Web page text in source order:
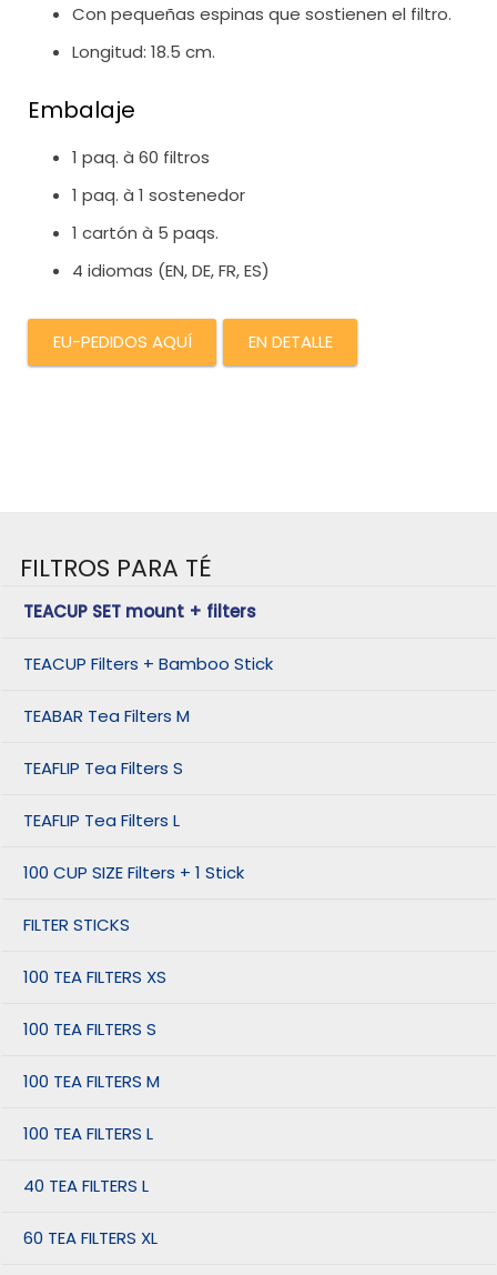
Con pequeñas espinas que sostienen el filtro.
Longitud: 18.5 cm.
Embalaje
1 paq. à 60 filtros
1 paq. à 1 sostenedor
1 cartón à 5 paqs.
4 idiomas (EN, DE, FR, ES)
EU-PEDIDOS AQUÍ EN DETALLE
FILTROS PARA TÉ
TEACUP SET mount + filters
TEACUP Filters + Bamboo Stick
TEABAR Tea Filters M
TEAFLIP Tea Filters S
TEAFLIP Tea Filters L
100 CUP SIZE Filters + 1 Stick
FILTER STICKS
100 TEA FILTERS XS
100 TEA FILTERS S
100 TEA FILTERS M
100 TEA FILTERS L
40 TEA FILTERS L
60 TEA FILTERS XL